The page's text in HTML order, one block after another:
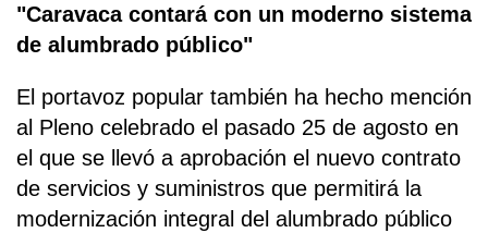
"Caravaca contará con un moderno sistema
de alumbrado público"
El portavoz popular también ha hecho mención
al Pleno celebrado el pasado 25 de agosto en
el que se llevó a aprobación el nuevo contrato
de servicios y suministros que permitirá la
modernización integral del alumbrado público